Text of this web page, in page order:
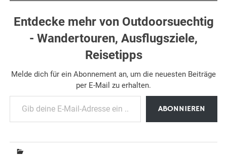
Entdecke mehr von Outdoorsuechtig
- Wandertouren, Ausflugsziele,
Reisetipps
Melde dich für ein Abonnement an, um die neuesten Beiträge
per E-Mail zu erhalten.
Gib deine E-Mail-Adresse ein ...
ABONNIEREN